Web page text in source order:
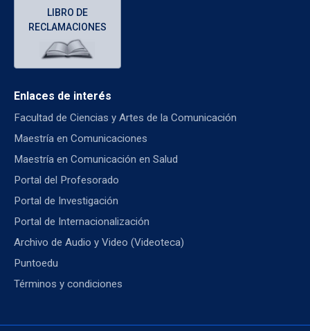
LIBRO DE
RECLAMACIONES
Enlaces de interés
Facultad de Ciencias y Artes de la Comunicación
Maestría en Comunicaciones
Maestría en Comunicación en Salud
Portal del Profesorado
Portal de Investigación
Portal de Internacionalización
Archivo de Audio y Video (Videoteca)
Puntoedu
Términos y condiciones